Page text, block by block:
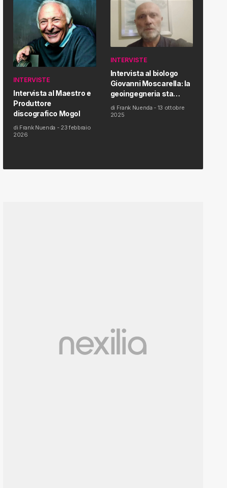
INTERVISTE
Intervista al Maestro e
Produttore
discografico Mogol
di Frank Nuenda - 23 febbraio
2026
INTERVISTE
Intervista al biologo
Giovanni Moscarella: la
geoingegneria sta
modificando il clima e la
salute dell’uomo
di Frank Nuenda - 13 ottobre
2025